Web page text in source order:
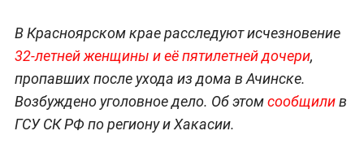
В Красноярском крае расследуют исчезновение
32-летней женщины и её пятилетней дочери,
пропавших после ухода из дома в Ачинске.
Возбуждено уголовное дело. Об этомсообщилив
ГСУ СК РФ по региону и Хакасии.